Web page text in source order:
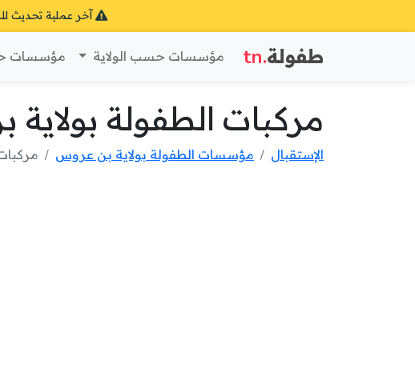
آخر عملية تحديث
طفولة.tn مؤسسات حسب الولاية مؤسسات
مركبات الطفولة
الإستقبال مؤسسات الطفولة بولاية بن عروس